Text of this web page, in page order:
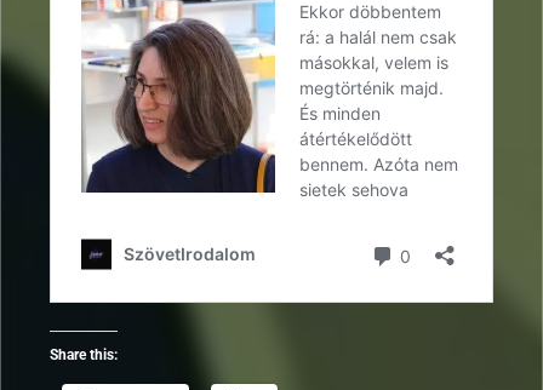
Share this: